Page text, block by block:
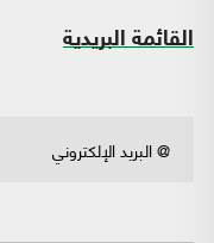
القائمة البريدية